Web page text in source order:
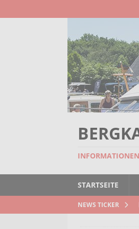
STARTSEITE
NEWS TICKER